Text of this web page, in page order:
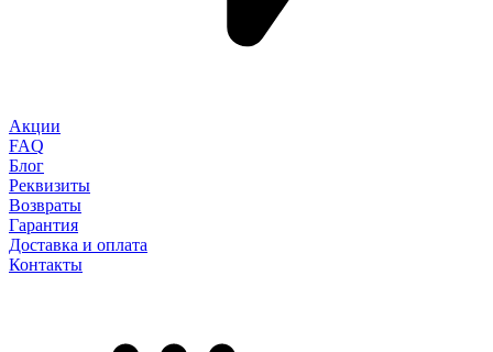
Акции
FAQ
Блог
Реквизиты
Возвраты
Гарантия
Доставка и оплата
Контакты